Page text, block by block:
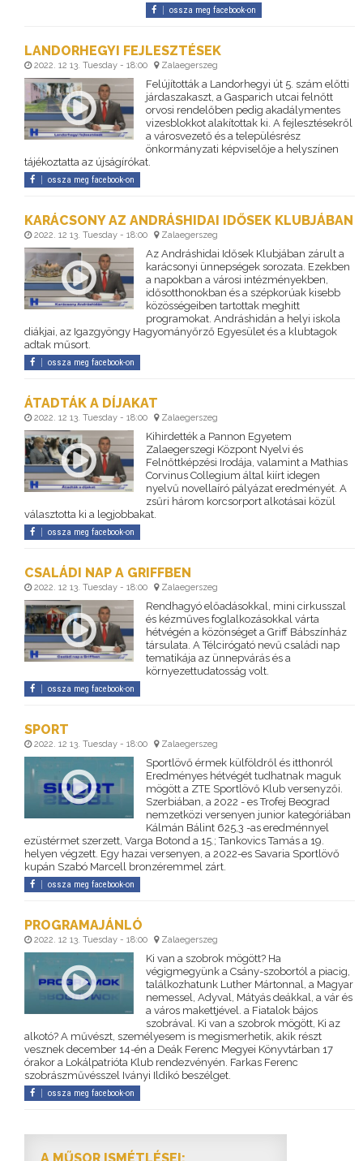
ossza meg facebook-on
LANDORHEGYI FEJLESZTÉSEK
2022. 12 13. Tuesday - 18:00 Zalaegerszeg
Felújították a Landorhegyi út 5. szám előtti
járdaszakaszt, a Gasparich utcai felnőtt
orvosi rendelőben pedig akadálymentes
vizesblokkot alakítottak ki. A fejlesztésekről
a városvezető és a településrész
önkormányzati képviselője a helyszínen
tájékoztatta az újságírókat.
ossza meg facebook-on
KARÁCSONY AZ ANDRÁSHIDAI IDŐSEK KLUBJÁBAN
2022. 12 13. Tuesday - 18:00 Zalaegerszeg
Az Andráshidai Idősek Klubjában zárult a
karácsonyi ünnepségek sorozata. Ezekben
a napokban a városi intézményekben,
idősotthonokban és a szépkorúak kisebb
közösségeiben tartottak meghitt
programokat. Andráshidán a helyi iskola
diákjai, az Igazgyöngy Hagyományőrző Egyesület és a klubtagok
adtak műsort.
ossza meg facebook-on
ÁTADTÁK A DÍJAKAT
2022. 12 13. Tuesday - 18:00 Zalaegerszeg
Kihirdették a Pannon Egyetem
Zalaegerszegi Központ Nyelvi és
Felnőttképzési Irodája, valamint a Mathias
Corvinus Collegium által kiírt idegen
nyelvű novellaíró pályázat eredményét. A
zsűri három korcsorport alkotásai közül
választotta ki a legjobbakat.
ossza meg facebook-on
CSALÁDI NAP A GRIFFBEN
2022. 12 13. Tuesday - 18:00 Zalaegerszeg
Rendhagyó előadásokkal, mini cirkusszal
és kézműves foglalkozásokkal várta
hétvégén a közönséget a Griff Bábszínház
társulata. A Télcirógató nevű családi nap
tematikája az ünnepvárás és a
környezettudatosság volt.
ossza meg facebook-on
SPORT
2022. 12 13. Tuesday - 18:00 Zalaegerszeg
Sportlövő érmek külföldről és itthonról
Eredményes hétvégét tudhatnak maguk
mögött a ZTE Sportlövő Klub versenyzői.
Szerbiában, a 2022 - es Trofej Beograd
nemzetközi versenyen junior kategóriában
Kálmán Bálint 625,3 -as eredménnyel
ezüstérmet szerzett, Varga Botond a 15.; Tankovics Tamás a 19.
helyen végzett. Egy hazai versenyen, a 2022-es Savaria Sportlövő
kupán Szabó Marcell bronzéremmel zárt.
ossza meg facebook-on
PROGRAMAJÁNLÓ
2022. 12 13. Tuesday - 18:00 Zalaegerszeg
Ki van a szobrok mögött? Ha
végigmegyünk a Csány-szobortól a piacig,
találkozhatunk Luther Mártonnal, a Magyar
nemessel, Adyval, Mátyás deákkal, a vár és
a város makettjével. a Fiatalok bájos
szobrával. Ki van a szobrok mögött, Ki az
alkotó? A művészt, személyesem is megismerhetik, akik részt
vesznek december 14-én a Deák Ferenc Megyei Könyvtárban 17
órakor a Lokálpatrióta Klub rendezvényén. Farkas Ferenc
szobrászművésszel Iványi Ildikó beszélget.
ossza meg facebook-on